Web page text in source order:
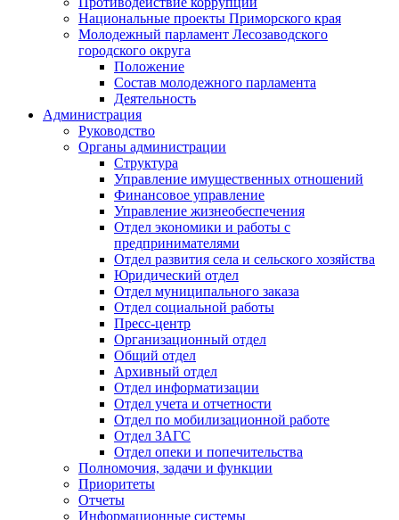
Национальные проекты Приморского края
Молодежный парламент Лесозаводского
городского округа
Положение
Состав молодежного парламента
Деятельность
Администрация
Руководство
Органы администрации
Структура
Управление имущественных отношений
Финансовое управление
Управление жизнеобеспечения
Отдел экономики и работы с
предпринимателями
Отдел развития села и сельского хозяйства
Юридический отдел
Отдел муниципального заказа
Отдел социальной работы
Пресс-центр
Организационный отдел
Общий отдел
Архивный отдел
Отдел информатизации
Отдел учета и отчетности
Отдел по мобилизационной работе
Отдел ЗАГС
Отдел опеки и попечительства
Полномочия, задачи и функции
Приоритеты
Отчеты
Информационные системы